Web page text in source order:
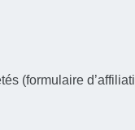
(formulaire